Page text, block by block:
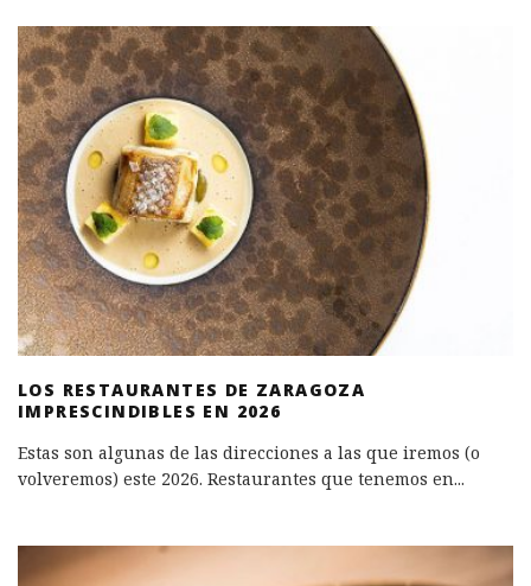
LOS RESTAURANTES DE ZARAGOZA
IMPRESCINDIBLES EN 2026
Estas son algunas de las direcciones a las que iremos (o
volveremos) este 2026. Restaurantes que tenemos en...